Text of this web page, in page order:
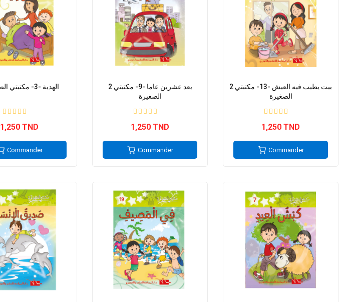
2 الهدية -3- مكتبتي الصغيرة
1,250 TND
Commander
2 بعد عشرين عاما -9- مكتبتي
الصغيرة
1,250 TND
Commander
2 بيت يطيب فيه العيش -13- مكتبتي
الصغيرة
1,250 TND
Commander